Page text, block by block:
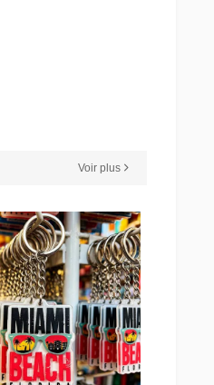
Voir plus